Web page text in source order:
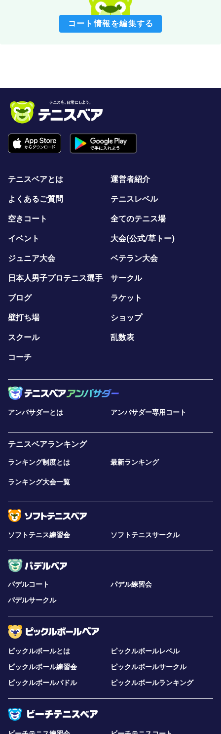
コート情報を編集する
テニスベアとは 運営者紹介
よくあるご質問 テニスレベル
空きコート 全てのテニス場
イベント 大会(公式/草トー)
ジュニア大会 ベテラン大会
日本人男子プロテニス選手 サークル
ブログ ラケット
壁打ち場 ショップ
スクール 乱数表
コーチ
アンバサダーとは アンバサダー専用コート
テニスベアランキング
ランキング制度とは 最新ランキング
ランキング大会一覧
ソフトテニス練習会 ソフトテニスサークル
パデルコート
パデル練習会
パデルサークル
ピックルボールとは
ピックルボールレベル
ピックルボール練習会
ピックルボールサークル
ピックルボールパドル
ピックルボールランキング